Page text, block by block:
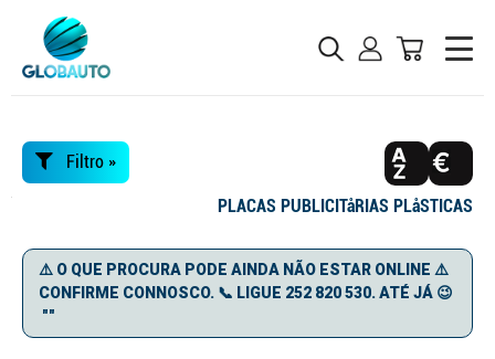
Filtro »
PLACAS PUBLICITåRIAS PLåSTICAS
⚠️ O QUE PROCURA PODE AINDA NÃO ESTAR ONLINE ⚠️
CONFIRME CONNOSCO. 📞 LIGUE 252 820 530. ATÉ JÁ 😉
""